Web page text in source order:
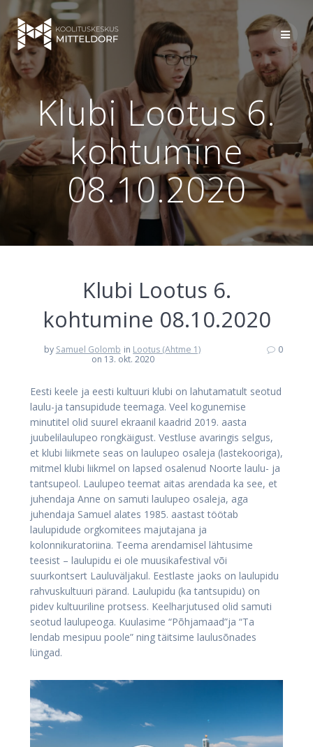
Skip
to
content
Klubi Lootus 6.
kohtumine
08.10.2020
Klubi Lootus 6.
kohtumine 08.10.2020
by Samuel Golomb in Lootus (Ahtme 1)
on 13. okt. 2020
0
Eesti keele ja eesti kultuuri klubi on lahutamatult seotud
laulu-ja tansupidude teemaga. Veel kogunemise
minutitel olid suurel ekraanil kaadrid 2019. aasta
juubelilaulupeo rongkäigust. Vestluse avaringis selgus,
et klubi liikmete seas on laulupeo osaleja (lastekooriga),
mitmel klubi liikmel on lapsed osalenud Noorte laulu- ja
tantsupeol. Laulupeo teemat aitas arendada ka see, et
juhendaja Anne on samuti laulupeo osaleja, aga
juhendaja Samuel alates 1985. aastast töötab
laulupidude orgkomitees majutajana ja
kolonnikuratoriina. Teema arendamisel lähtusime
teesist – laulupidu ei ole muusikafestival või
suurkontsert Lauluväljakul. Eestlaste jaoks on laulupidu
rahvuskultuuri pärand. Laulupidu (ka tantsupidu) on
pidev kultuuriline protsess. Keelharjutused olid samuti
seotud laulupeoga. Kuulasime “Põhjamaad”ja “Ta
lendab mesipuu poole” ning täitsime laulusõnades
lüngad.